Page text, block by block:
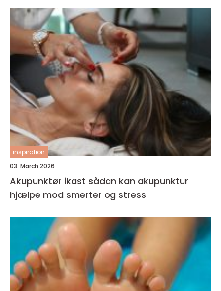
inspiration
03. March 2026
Akupunktør ikast sådan kan akupunktur
hjælpe mod smerter og stress